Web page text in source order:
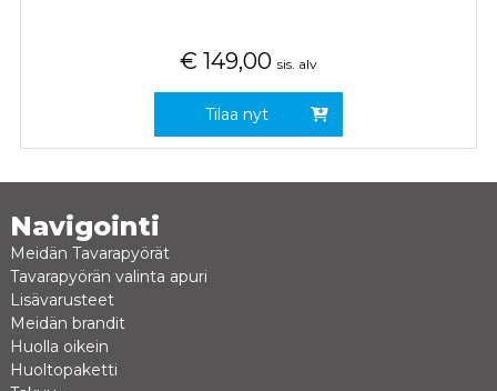
€ 149,00 sis. alv
Tilaa nyt
Navigointi
Meidän Tavarapyörät
Tavarapyörän valinta apuri
Lisävarusteet
Meidän brandit
Huolla oikein
Huoltopaketti